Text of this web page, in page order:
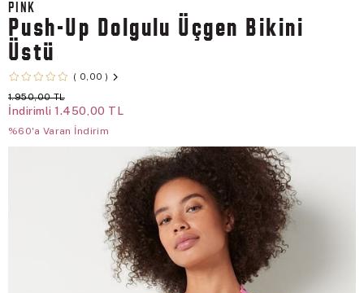
PINK
Push-Up Dolgulu Üçgen Bikini
Üstü
0,00
1.950,00 TL
İndirimli 1.450,00 TL
%60'a Varan İndirim